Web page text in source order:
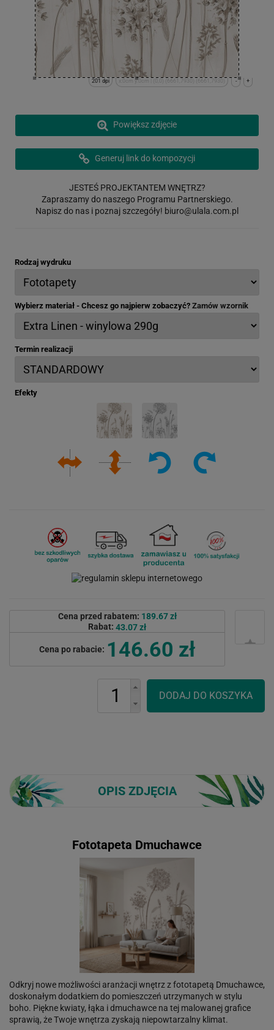
+
-
x:0cm y:0cm | (0,0) (6661,7930) (6661,7930)
201 dpi
Powiększ zdjęcie
Generuj link do kompozycji
JESTEŚ PROJEKTANTEM WNĘTRZ?
Zapraszamy do naszego Programu Partnerskiego.
Napisz do nas i poznaj szczegóły! biuro@ulala.com.pl
Rodzaj wydruku
Wybierz materiał - Chcesz go najpierw zobaczyć? Zamów wzornik
Termin realizacji
Efekty
Cena przed rabatem: 189.67 zł
Rabat: 43.07 zł
Cena po rabacie: 146.60 zł
OPIS ZDJĘCIA
Fototapeta Dmuchawce
Odkryj nowe możliwości aranżacji wnętrz z fototapetą Dmuchawce,
doskonałym dodatkiem do pomieszczeń utrzymanych w stylu
boho. Piękne kwiaty, łąka i dmuchawce na tej malowanej grafice
sprawią, że Twoje wnętrza zyskają niepowtarzalny klimat.